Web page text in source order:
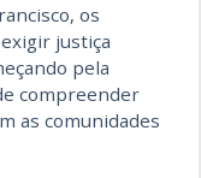
os
justiça
pela
compreender
as comunidades